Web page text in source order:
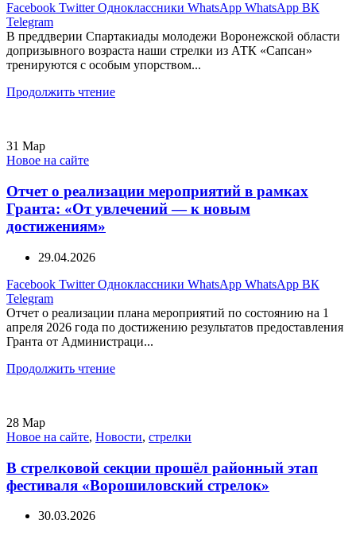
Facebook Twitter Одноклассники WhatsApp WhatsApp ВК
Telegram
В преддверии Спартакиады молодежи Воронежской области
допризывного возраста наши стрелки из АТК «Сапсан»
тренируются с особым упорством...
Продолжить чтение
31 Мар
Новое на сайте
Отчет о реализации мероприятий в рамках
Гранта: «От увлечений — к новым
достижениям»
29.04.2026
Facebook Twitter Одноклассники WhatsApp WhatsApp ВК
Telegram
Отчет о реализации плана мероприятий по состоянию на 1
апреля 2026 года по достижению результатов предоставления
Гранта от Администраци...
Продолжить чтение
28 Мар
Новое на сайте, Новости, стрелки
В стрелковой секции прошёл районный этап
фестиваля «Ворошиловский стрелок»
30.03.2026